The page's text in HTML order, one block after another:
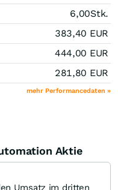
6,00Stk.
383,40 EUR
444,00 EUR
281,80 EUR
mehr Performancedaten »
Aktie
Umsatz im dritten